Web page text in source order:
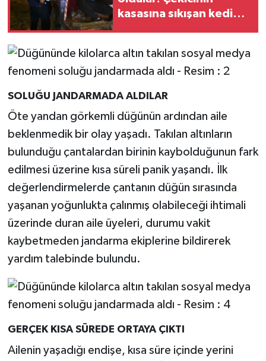
kasasına sıkışan kedi
SOLUĞU JANDARMADA ALDILAR
Öte yandan görkemli düğünün ardından aile
beklenmedik bir olay yaşadı. Takılan altınların
bulunduğu çantalardan birinin kaybolduğunun fark
edilmesi üzerine kısa süreli panik yaşandı. İlk
değerlendirmelerde çantanın düğün sırasında
yaşanan yoğunlukta çalınmış olabileceği ihtimali
üzerinde duran aile üyeleri, durumu vakit
kaybetmeden jandarma ekiplerine bildirerek
yardım talebinde bulundu.
GERÇEK KISA SÜREDE ORTAYA ÇIKTI
Ailenin yaşadığı endişe, kısa süre içinde yerini